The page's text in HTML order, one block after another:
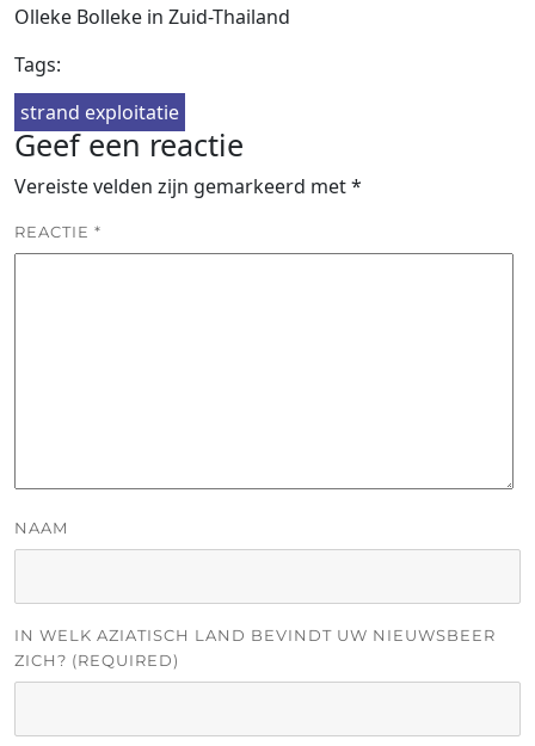
Olleke Bolleke in Zuid-Thailand
Tags:
strand exploitatie
Geef een reactie
Vereiste velden zijn gemarkeerd met*
REACTIE *
NAAM
IN WELK AZIATISCH LAND BEVINDT UW NIEUWSBEER
ZICH? (REQUIRED)